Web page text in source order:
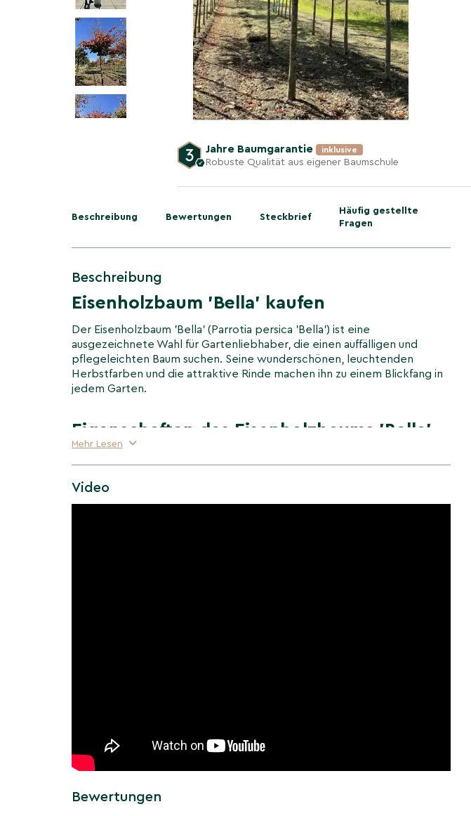
Jahre Baumgarantie inklusive
Robuste Qualität aus eigener Baumschule
Beschreibung Bewertungen Steckbrief
Häufig gestellte
Fragen
Beschreibung
Eisenholzbaum 'Bella' kaufen
Der Eisenholzbaum 'Bella' (Parrotia persica 'Bella') ist eine
ausgezeichnete Wahl für Gartenliebhaber, die einen auffälligen und
pflegeleichten Baum suchen. Seine wunderschönen, leuchtenden
Herbstfarben und die attraktive Rinde machen ihn zu einem Blickfang in
jedem Garten.
Eigenschaften des Eisenholzbaums 'Bella'
Gelb reicht. Die Rinde des Baums schält sich in dekorativen Mustern und
den Wäldern des Kaukasus und Nordirans. 'Bella' ist eine kultivierte Sorte,
die wegen ihrer außergewöhnlichen Herbstfärbung und attraktiven
Rinde ausgewählt wurde. Diese Sorte ist besonders beliebt in Gärten
Mehr Lesen
Video
Bewertungen